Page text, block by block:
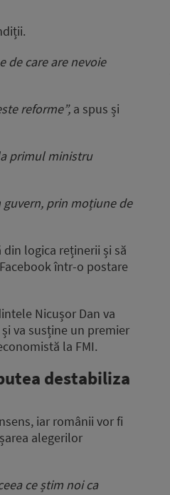
de care are nevoie
reforme”, a spus și
primul ministru
prin moțiune de
logica reținerii și să
într-o postare
Nicușor Dan va
va susține un premier
la FMI.
destabiliza
iar românii vor fi
alegerilor
ce știm noi ca